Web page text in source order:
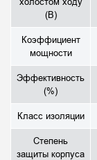
(В)
Коэффициент
мощности
Эффективность
(%)
Класс изоляции
Степень
защиты корпуса